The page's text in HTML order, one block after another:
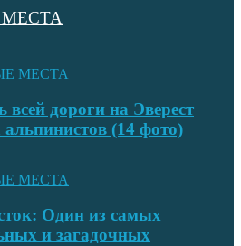
МЕСТА
всей дороги на Эверест
альпинистов (14 фото)
МЕСТА
Один из самых
и загадочных